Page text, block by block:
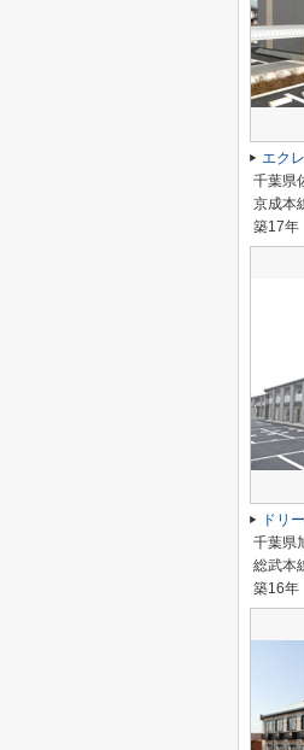
エク
千葉県
京成本
築17年
ドリ
千葉県
総武本
築16年